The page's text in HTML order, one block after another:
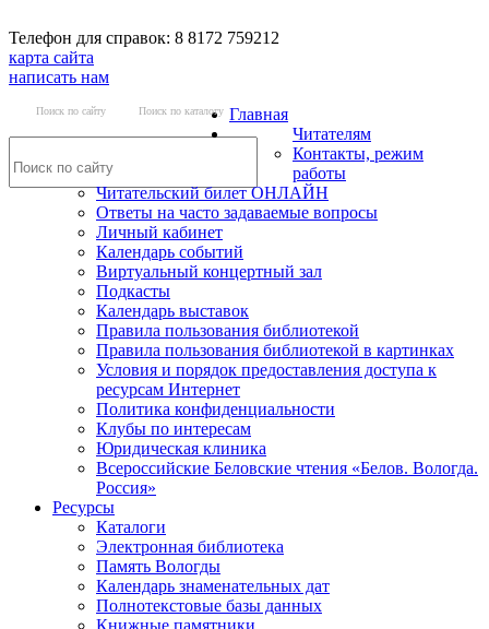
Телефон для справок: 8 8172 759212
карта сайта
написать нам
Поиск по сайту Поиск по каталогу Главная
Читателям
Контакты, режим
работы
Читательский билет ОНЛАЙН
Ответы на часто задаваемые вопросы
Личный кабинет
Календарь событий
Виртуальный концертный зал
Подкасты
Календарь выставок
Правила пользования библиотекой
Правила пользования библиотекой в картинках
Условия и порядок предоставления доступа к
ресурсам Интернет
Политика конфиденциальности
Клубы по интересам
Юридическая клиника
Всероссийские Беловские чтения «Белов. Вологда.
Россия»
Ресурсы
Каталоги
Электронная библиотека
Память Вологды
Календарь знаменательных дат
Полнотекстовые базы данных
Книжные памятники